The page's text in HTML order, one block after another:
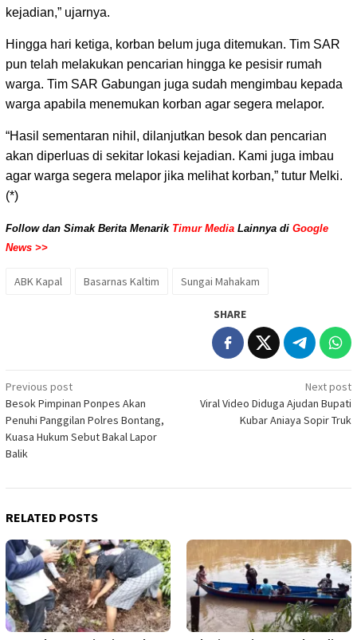
kejadian,” ujarnya.
Hingga hari ketiga, korban belum juga ditemukan. Tim SAR
pun telah melakukan pencarian hingga ke pesisir rumah
warga. Tim SAR Gabungan juga sudah mengimbau kepada
warga apabila menemukan korban agar segera melapor.
“Hasil sementaran nihil, dilanjutkan besok dan pencarian
akan diperluas di sekitar lokasi kejadian. Kami juga imbau
agar warga segera melapor jika melihat korban,” tutur Melki.
(*)
Follow dan Simak Berita Menarik Timur Media Lainnya di Google
News >>
ABK Kapal Basarnas Kaltim Sungai Mahakam
SHARE
Post
navigation
Previous post
Besok Pimpinan Ponpes Akan
Penuhi Panggilan Polres Bontang,
Kuasa Hukum Sebut Bakal Lapor
Balik
Next post
Viral Video Diduga Ajudan Bupati
Kubar Aniaya Sopir Truk
RELATED POSTS